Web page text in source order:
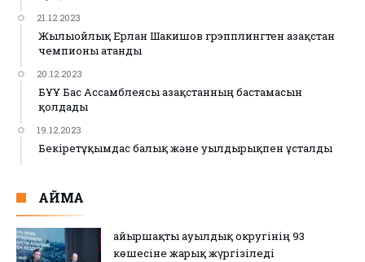
21.12.2023
Жылыойлық Ерлан Шакишов грэпплингтен Қазақстан
чемпионы атанды
20.12.2023
БҰҰ Бас Ассамблеясы Қазақстанның бастамасын
қолдады
19.12.2023
Бекіретұқымдас балық және уылдырықпен ұсталды
АЙМАҚ
Қайыршақты ауылдық округінің 93
көшесіне жарық жүргізіледі